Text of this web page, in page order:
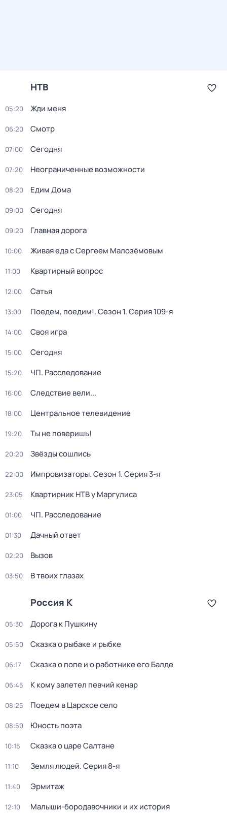
НТВ
05:20 Жди меня
06:20 Смотр
07:00 Сегодня
07:20 Неограниченные возможности
08:20 Едим Дома
09:00 Сегодня
09:20 Главная дорога
10:00 Живая еда с Сергеем Малозёмовым
11:00 Квартирный вопрос
12:00 Сатья
13:00 Поедем, поедим!. Сезон 1. Серия 109-я
14:00 Своя игра
15:00 Сегодня
15:20 ЧП. Расследование
16:00 Следствие вели...
18:00 Центральное телевидение
19:20 Ты не поверишь!
20:20 Звёзды сошлись
22:00 Импровизаторы. Сезон 1. Серия 3-я
23:05 Квартирник НТВ у Маргулиса
01:00 ЧП. Расследование
01:30 Дачный ответ
02:20 Вызов
03:50 В твоих глазах
Россия К
05:30 Дорога к Пушкину
05:50 Сказка о рыбаке и рыбке
06:17 Сказка о попе и о работнике его Балде
06:45 К кому залетел певчий кенар
08:25 Поедем в Царское село
08:50 Юность поэта
10:15 Сказка о царе Салтане
11:10 Земля людей. Серия 8-я
11:40 Эрмитаж
12:10 Малыши-бородавочники и их история